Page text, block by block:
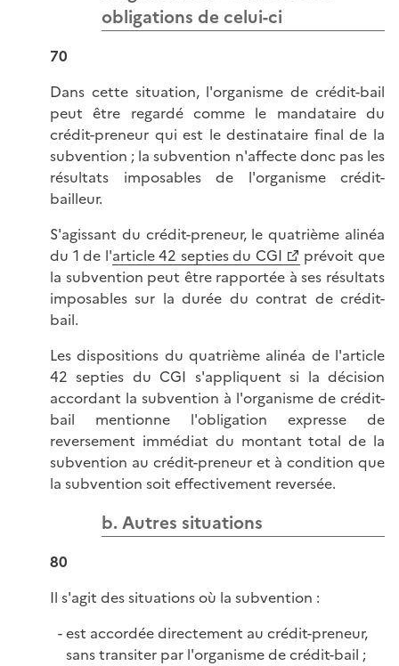
obligations de celui-ci
70
Dans cette situation, l'organisme de crédit-bail
peut être regardé comme le mandataire du
crédit-preneur qui est le destinataire final de la
subvention ; la subvention n'affecte donc pas les
résultats imposables de l'organisme crédit-
bailleur.
S'agissant du crédit-preneur, le quatrième alinéa
du 1 de l'article 42 septies du CGI
prévoit que
la subvention peut être rapportée à ses résultats
imposables sur la durée du contrat de crédit-
bail.
Les dispositions du quatrième alinéa de l'article
42 septies du CGI s'appliquent si la décision
accordant la subvention à l'organisme de crédit-
bail mentionne l'obligation expresse de
reversement immédiat du montant total de la
subvention au crédit-preneur et à condition que
la subvention soit effectivement reversée.
b. Autres situations
80
Il s'agit des situations où la subvention :
est accordée directement au crédit-preneur,
sans transiter par l'organisme de crédit-bail ;